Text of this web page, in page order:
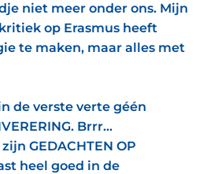
niet meer onder ons. Mijn
op Erasmus heeft
te maken, maar alles met
de verste verte géén
Brrr...
GEDACHTEN OP
heel goed in de